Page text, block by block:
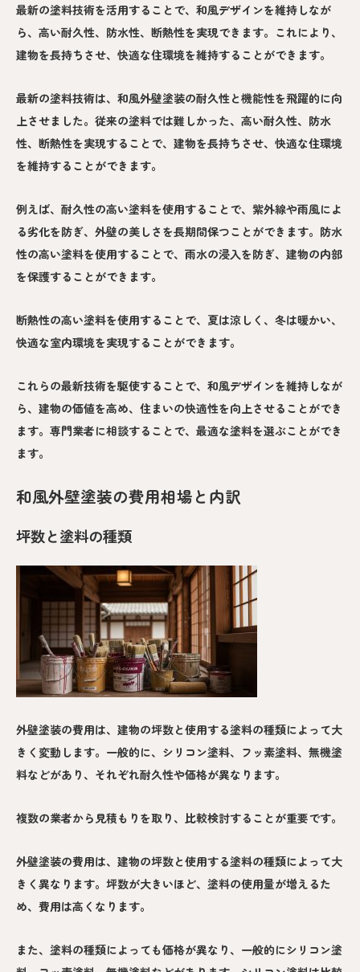
最新の塗料技術を活用することで、和風デザインを維持しなが
ら、高い耐久性、防水性、断熱性を実現できます。これにより、
建物を長持ちさせ、快適な住環境を維持することができます。
最新の塗料技術は、和風外壁塗装の耐久性と機能性を飛躍的に向
上させました。従来の塗料では難しかった、高い耐久性、防水
性、断熱性を実現することで、建物を長持ちさせ、快適な住環境
を維持することができます。
例えば、耐久性の高い塗料を使用することで、紫外線や雨風によ
る劣化を防ぎ、外壁の美しさを長期間保つことができます。防水
性の高い塗料を使用することで、雨水の浸入を防ぎ、建物の内部
を保護することができます。
断熱性の高い塗料を使用することで、夏は涼しく、冬は暖かい、
快適な室内環境を実現することができます。
これらの最新技術を駆使することで、和風デザインを維持しなが
ら、建物の価値を高め、住まいの快適性を向上させることができ
ます。専門業者に相談することで、最適な塗料を選ぶことができ
ます。
和風外壁塗装の費用相場と内訳
坪数と塗料の種類
外壁塗装の費用は、建物の坪数と使用する塗料の種類によって大
きく変動します。一般的に、シリコン塗料、フッ素塗料、無機塗
料などがあり、それぞれ耐久性や価格が異なります。
複数の業者から見積もりを取り、比較検討することが重要です。
外壁塗装の費用は、建物の坪数と使用する塗料の種類によって大
きく異なります。坪数が大きいほど、塗料の使用量が増えるた
め、費用は高くなります。
また、塗料の種類によっても価格が異なり、一般的にシリコン塗